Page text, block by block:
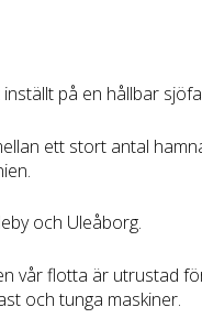
på en hållbar
ett stort antal
och Uleåborg.
vår flotta är utrustad
och tunga maskiner.